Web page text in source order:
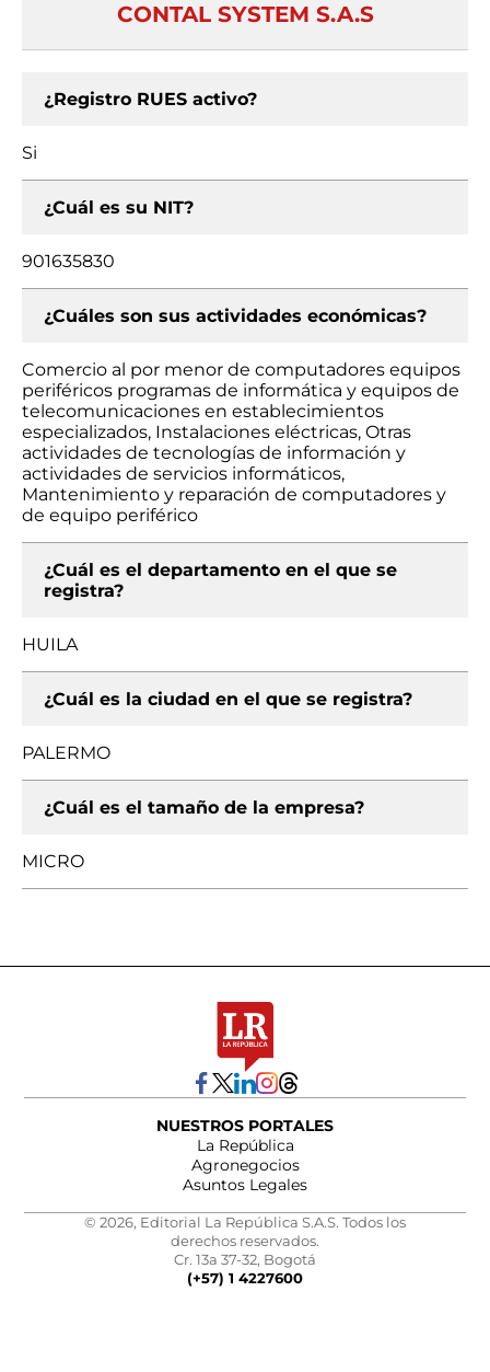
CONTAL SYSTEM S.A.S
¿Registro RUES activo?
Si
¿Cuál es su NIT?
901635830
¿Cuáles son sus actividades económicas?
Comercio al por menor de computadores equipos
periféricos programas de informática y equipos de
telecomunicaciones en establecimientos
especializados, Instalaciones eléctricas, Otras
actividades de tecnologías de información y
actividades de servicios informáticos,
Mantenimiento y reparación de computadores y
de equipo periférico
¿Cuál es el departamento en el que se
registra?
HUILA
¿Cuál es la ciudad en el que se registra?
PALERMO
¿Cuál es el tamaño de la empresa?
MICRO
NUESTROS PORTALES
La República
Agronegocios
Asuntos Legales
© 2026, Editorial La República S.A.S. Todos los
derechos reservados.
Cr. 13a 37-32, Bogotá
(+57) 1 4227600